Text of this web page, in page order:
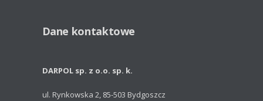
Dane kontaktowe
DARPOL sp. z o.o. sp. k.
ul. Rynkowska 2, 85-503 Bydgoszcz